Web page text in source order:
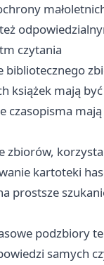
czytania
bibliotecznego
książek mają
czasopisma
zbiorów,
kartoteki
prostsze
podzbiory
samych